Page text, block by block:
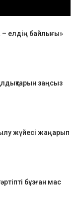
– елдің байлығы»
заңсыз
жүйесі жаңарып
бұзған мас